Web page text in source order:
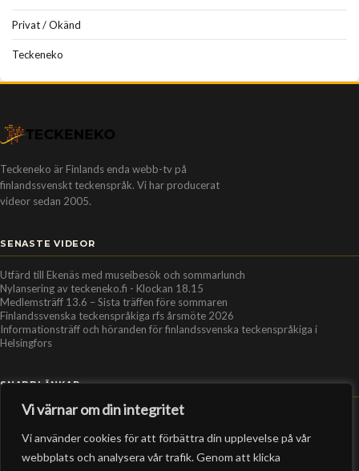
Vi värnar om din integritet
Vi använder cookies för att förbättra din upplevelse på vår
webbplats och analysera vår trafik. Genom att klicka
Privat / Okänd
Teckeneko
Teckeneko är Finlands enda webb-tv på
finlandssvenskt teckenspråk. Vi har producerat
videor sedan 2005.
SENASTE VIDEOR
Utfärd till Ekenäs med museibesök och sommarlunch
Nylansering av teckeneko.fi - Klockan 18.15
Medlemsträff 13.6 – Sista träffen före sommaren
Finlandssvenska teckenspråkiga rfs årsmöte 2026
Informationsträff och höranden för finlandssvenska teckenspråkiga i
Helsingfors
SNABBLÄNKAR
Personer
Organisationer